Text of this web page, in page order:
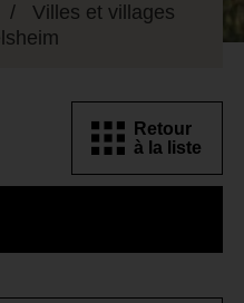
Villes et villages
Retour
à la liste